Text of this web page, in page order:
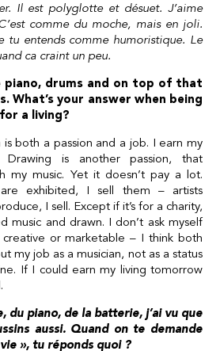
Il est polyglotte et désuet. J’aime
comme du moche, mais en joli.
tu entends comme humoristique. Le
ca craint un peu.
piano, drums and on top of that
What’s your answer when being
a living?
is both a passion and a job. I earn my
Drawing is another passion, that
my music. Yet it doesn’t pay a lot.
exhibited, I sell them – artists
I sell. Except if it’s for a charity,
music and drawn. I don’t ask myself
or marketable – I think both
my job as a musician, not as a status
If I could earn my living tomorrow
du piano, de la batterie, j’ai vu que
aussi. Quand on te demande
», tu réponds quoi ?